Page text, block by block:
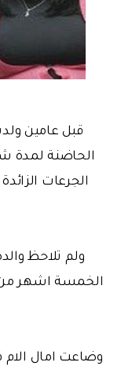
قبل عامين
الحاضنة لمدة
الجرعات
ولم تلاحظ
الخمسة اشهر
وضاعت امال